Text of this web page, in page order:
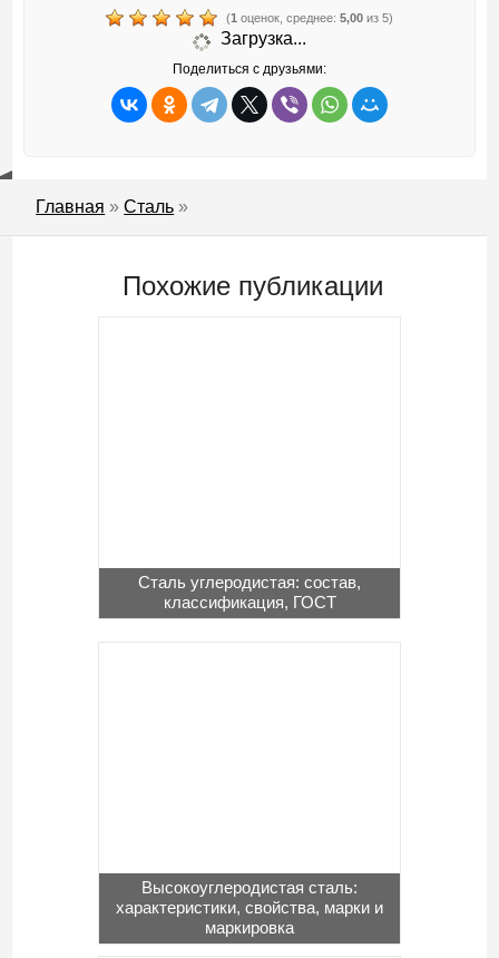
(1 оценок, среднее: 5,00 из 5)
Загрузка...
Поделиться с друзьями:
Главная »Сталь »
Похожие публикации
Сталь углеродистая: состав,
классификация, ГОСТ
Высокоуглеродистая сталь:
характеристики, свойства, марки и
маркировка